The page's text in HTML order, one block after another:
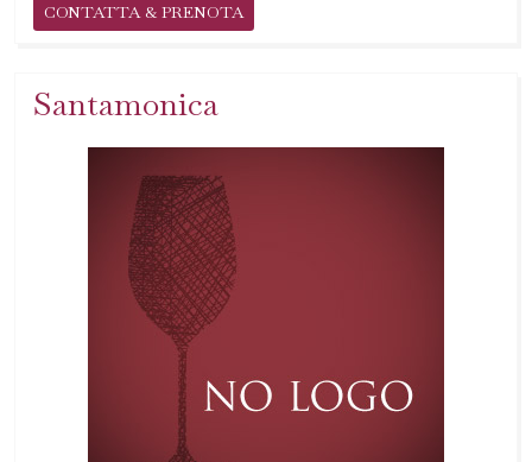
CONTATTA & PRENOTA
Santamonica